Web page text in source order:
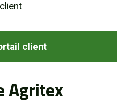
client
Agritex